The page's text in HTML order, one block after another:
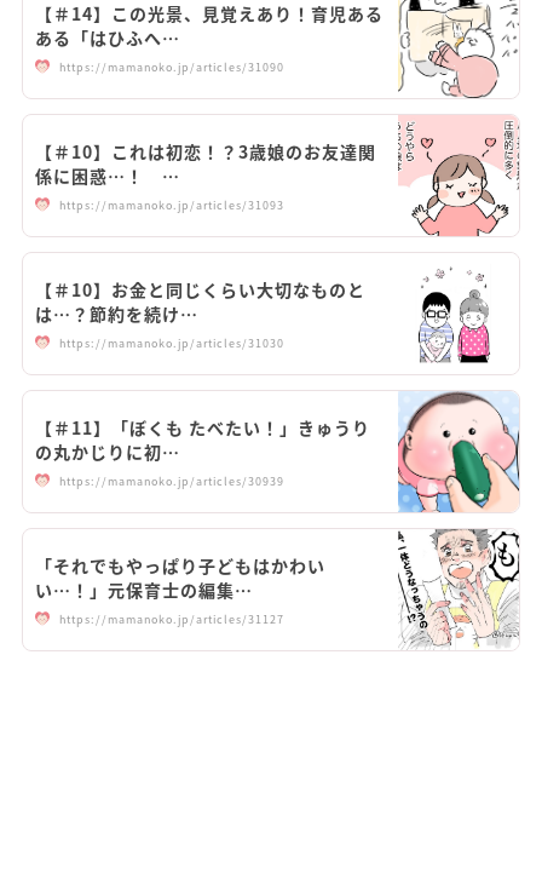
【＃14】この光景、見覚えあり！育児ある
ある「はひふへ…
https://mamanoko.jp/articles/31090
【＃10】これは初恋！？3歳娘のお友達関
係に困惑…！ …
https://mamanoko.jp/articles/31093
【＃10】お金と同じくらい大切なものと
は…？節約を続け…
https://mamanoko.jp/articles/31030
【＃11】「ぼくも たべたい！」きゅうり
の丸かじりに初…
https://mamanoko.jp/articles/30939
「それでもやっぱり子どもはかわい
い…！」元保育士の編集…
https://mamanoko.jp/articles/31127